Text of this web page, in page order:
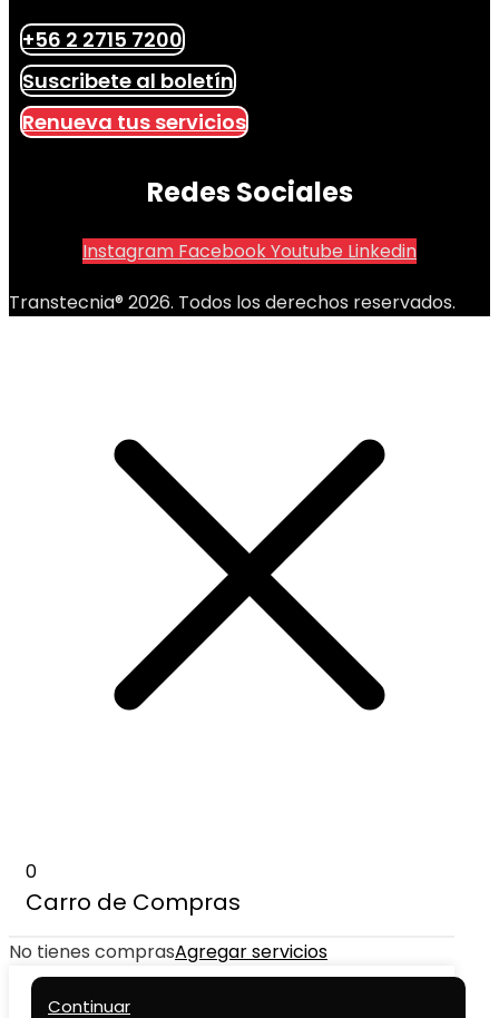
+56 2 2715 7200
Suscribete al boletín
Renueva tus servicios
Redes Sociales
Instagram FacebookYoutube Linkedin
Transtecnia® 2026. Todos los derechos reservados.
0
Carro de Compras
No tienes comprasAgregar servicios
Continuar